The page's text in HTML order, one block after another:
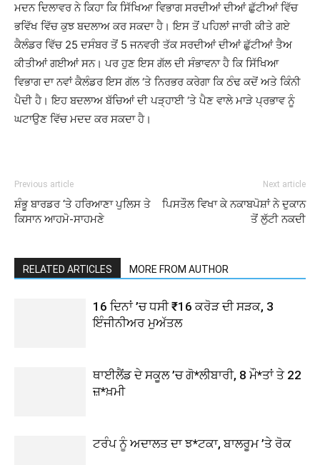
ਮਦਨ ਦਿਲਾਵਰ ਨੇ ਕਿਹਾ ਕਿ ਸਿੱਖਿਆ ਵਿਭਾਗ ਸਰਦੀਆਂ ਦੀਆਂ ਛੁੱਟੀਆਂ ਵਿੱਚ
ਭਵਿੱਖ ਵਿੱਚ ਕੁਝ ਬਦਲਾਅ ਕਰ ਸਕਦਾ ਹੈ। ਇਸ ਤੋਂ ਪਹਿਲਾਂ ਜਾਰੀ ਕੀਤੇ ਗਏ
ਕੈਲੰਡਰ ਵਿੱਚ 25 ਦਸੰਬਰ ਤੋਂ 5 ਜਨਵਰੀ ਤੱਕ ਸਰਦੀਆਂ ਦੀਆਂ ਛੁੱਟੀਆਂ ਤੈਅ
ਕੀਤੀਆਂ ਗਈਆਂ ਸਨ। ਪਰ ਹੁਣ ਇਸ ਗੱਲ ਦੀ ਸੰਭਾਵਨਾ ਹੈ ਕਿ ਸਿੱਖਿਆ
ਵਿਭਾਗ ਦਾ ਨਵਾਂ ਕੈਲੰਡਰ ਇਸ ਗੱਲ ‘ਤੇ ਨਿਰਭਰ ਕਰੇਗਾ ਕਿ ਠੰਢ ਕਦੋਂ ਅਤੇ ਕਿੰਨੀ
ਪੈਦੀ ਹੈ। ਇਹ ਬਦਲਾਅ ਬੱਚਿਆਂ ਦੀ ਪੜ੍ਹਾਈ ‘ਤੇ ਪੈਣ ਵਾਲੇ ਮਾੜੇ ਪ੍ਰਭਾਵ ਨੂੰ
ਘਟਾਉਣ ਵਿੱਚ ਮਦਦ ਕਰ ਸਕਦਾ ਹੈ।
Previous article
ਸ਼ੰਭੂ ਬਾਰਡਰ ‘ਤੇ ਹਰਿਆਣਾ ਪੁਲਿਸ ਤੇ
ਕਿਸਾਨ ਆਹਮੋ-ਸਾਹਮਣੇ
Next article
ਪਿਸਤੌਲ ਵਿਖਾ ਕੇ ਨਕਾਬਪੋਸ਼ਾਂ ਨੇ ਦੁਕਾਨ
ਤੋਂ ਲੁੱਟੀ ਨਕਦੀ
RELATED ARTICLES MORE FROM AUTHOR
16 ਦਿਨਾਂ ’ਚ ਧਸੀ ₹16 ਕਰੋੜ ਦੀ ਸੜਕ, 3
ਇੰਜੀਨੀਅਰ ਮੁਅੱਤਲ
ਥਾਈਲੈਂਡ ਦੇ ਸਕੂਲ ’ਚ ਗੋ*ਲੀਬਾਰੀ, 8 ਮੌ*ਤਾਂ ਤੇ 22
ਜ਼*ਖ਼ਮੀ
ਟਰੰਪ ਨੂੰ ਅਦਾਲਤ ਦਾ ਝ*ਟਕਾ, ਬਾਲਰੂਮ ’ਤੇ ਰੋਕ